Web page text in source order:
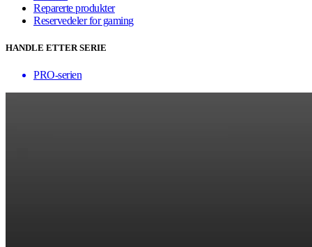
Reparerte produkter
Reservedeler for gaming
HANDLE ETTER SERIE
PRO-serien